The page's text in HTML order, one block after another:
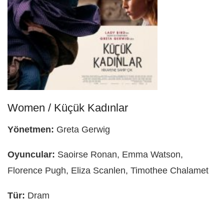
Women / Küçük Kadınlar
Yönetmen: Greta Gerwig
Oyuncular: Saoirse Ronan, Emma Watson,
Florence Pugh, Eliza Scanlen, Timothee Chalamet
Tür: Dram